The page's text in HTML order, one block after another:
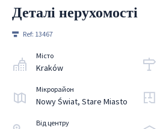
Деталі нерухомості
Ref: 13467
Місто
Kraków
Мікрорайон
Nowy Świat, Stare Miasto
Від центру